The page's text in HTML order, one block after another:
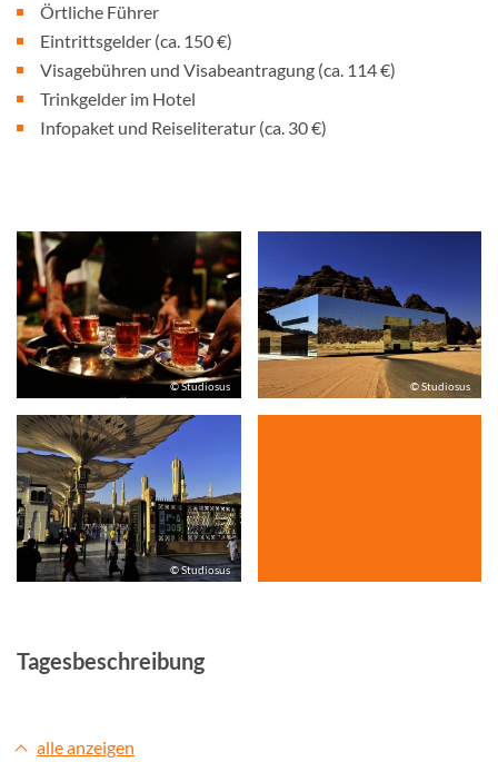
Örtliche Führer
Eintrittsgelder (ca. 150 €)
Visagebühren und Visabeantragung (ca. 114 €)
Trinkgelder im Hotel
Infopaket und Reiseliteratur (ca. 30 €)
© Studiosus © Studiosus
© Studiosus
Tagesbeschreibung
alle anzeigen